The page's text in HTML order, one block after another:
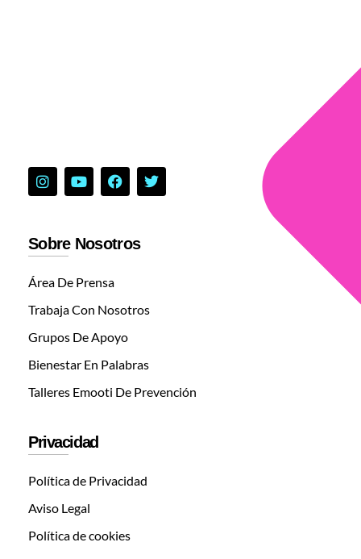
Sobre Nosotros
Área De Prensa
Trabaja Con Nosotros
Grupos De Apoyo
Bienestar En Palabras
Talleres Emooti De Prevención
Privacidad
Política de Privacidad
Aviso Legal
Política de cookies